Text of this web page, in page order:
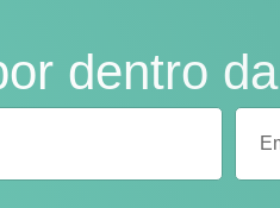
dentro da